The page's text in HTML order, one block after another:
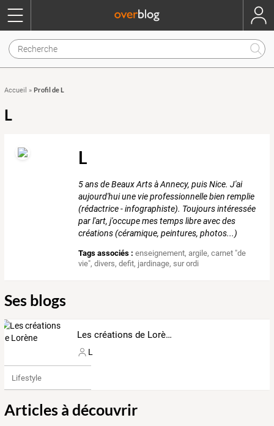
Accueil » Profil de L
L
L
5 ans de Beaux Arts à Annecy, puis Nice. J'ai
aujourd'hui une vie professionnelle bien remplie
(rédactrice - infographiste). Toujours intéressée
par l'art, j'occupe mes temps libre avec des
créations (céramique, peintures, photos...)
Tags associés : enseignement,argile,carnet "de
vie",divers,defit, jardinage,sur ordi
Ses blogs
Les créations de Lorène
L
Lifestyle
Articles à découvrir